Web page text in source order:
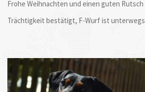
Frohe Weihnachten und einen guten Rutsch
Trächtigkeit bestätigt, F-Wurf ist unterwegs